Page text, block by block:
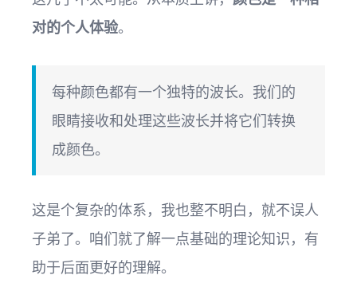
对的个人体验。
每种颜色都有一个独特的波长。我们的
眼睛接收和处理这些波长并将它们转换
成颜色。
这是个复杂的体系，我也整不明白，就不误人
子弟了。咱们就了解一点基础的理论知识，有
助于后面更好的理解。